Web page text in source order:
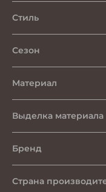
Стиль
Сезон
Материал
Выделка материала
Бренд
Страна